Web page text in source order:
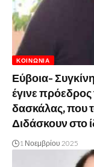
ΚΟΙΝΩΝΊΑ
Εύβοια-
έγινε
δασκάλας, που
Διδάσκουν στο
1 Νοεμβρίου 2025